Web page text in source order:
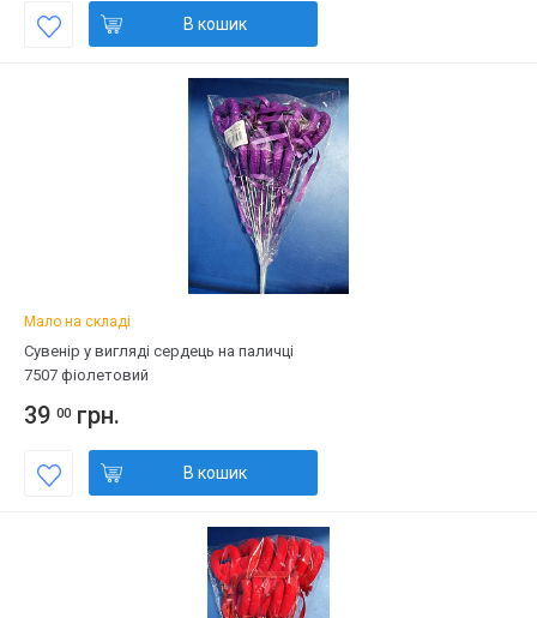
В кошик
Мало на складі
Сувенір у вигляді сердець на паличці
7507 фіолетовий
39 00 грн.
В кошик